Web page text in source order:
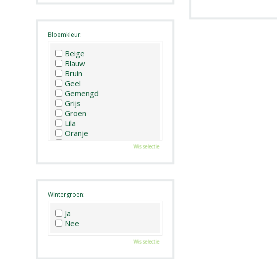
Bloemkleur:
Beige
Blauw
Bruin
Geel
Gemengd
Grijs
Groen
Lila
Oranje
Paars
Wis selectie
Wintergroen:
Ja
Nee
Wis selectie